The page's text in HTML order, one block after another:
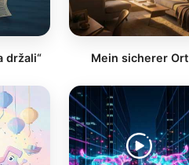
držali“ Mein sicherer Ort